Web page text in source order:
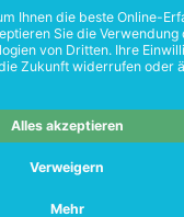
SIE UNS
sich nicht an Wiederverkäufer.